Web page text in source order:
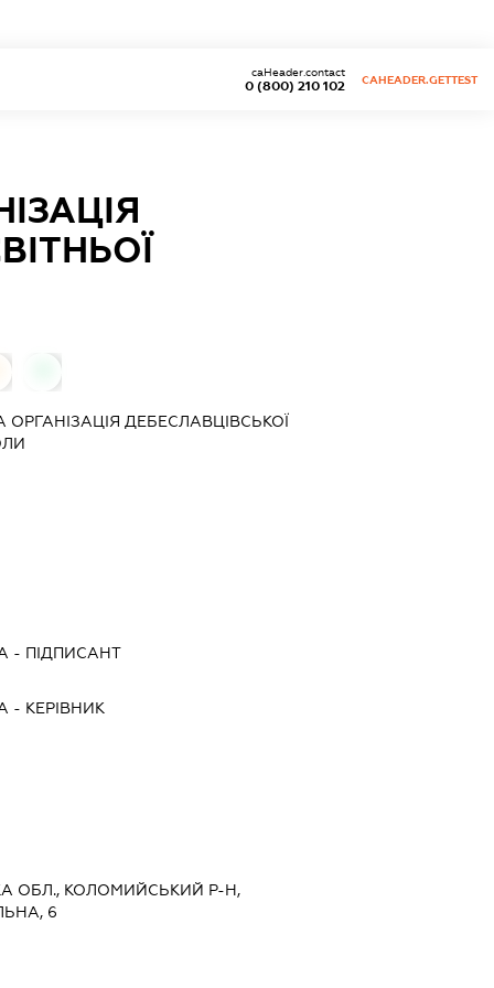
0 (800) 210 102
caHeader.contact
CAHEADER.GETTEST
ДЕБЕСЛАВЦІВСЬКОЇ
- ПІДПИСАНТ
- КЕРІВНИК
ОБЛ., КОЛОМИЙСЬКИЙ Р-Н,
6